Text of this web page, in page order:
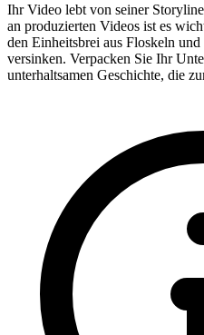
Ihr Video lebt von seiner
an produzierten Videos ist es
den Einheitsbrei aus Floskeln
versinken. Verpacken Sie Ihr
unterhaltsamen Geschichte, die